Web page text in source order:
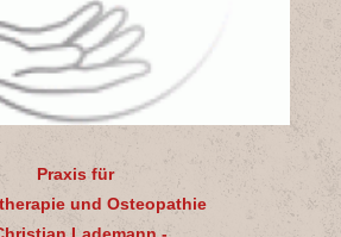
Praxis für
und Osteopathie